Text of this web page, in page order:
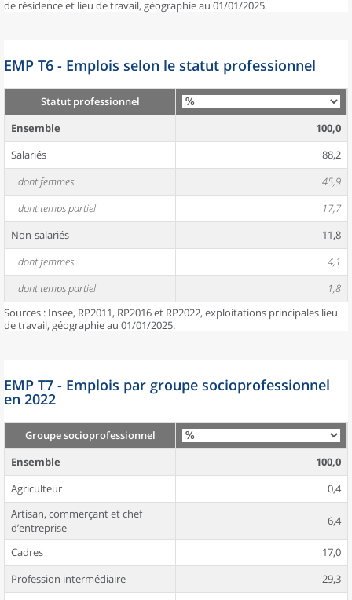
de résidence et lieu de travail, géographie au 01/01/2025.
EMP T6 - Emplois selon le statut professionnel
Statut professionnel
Ensemble
100,0
Salariés
88,2
dont femmes
45,9
dont temps partiel
17,7
Non-salariés
11,8
dont femmes
4,1
dont temps partiel
1,8
Sources : Insee, RP2011, RP2016 et RP2022, exploitations principales lieu
de travail, géographie au 01/01/2025.
EMP T7 - Emplois par groupe socioprofessionnel
en 2022
Groupe socioprofessionnel
Ensemble
100,0
Agriculteur
0,4
Artisan, commerçant et chef
d’entreprise
6,4
Cadres
17,0
Profession intermédiaire
29,3